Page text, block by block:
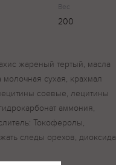
Вес
200
жареный тертый, масла
молочная сухая, крахмал
соевые, лецитины
аммония,
Токоферолы,
следы орехов, диоксида